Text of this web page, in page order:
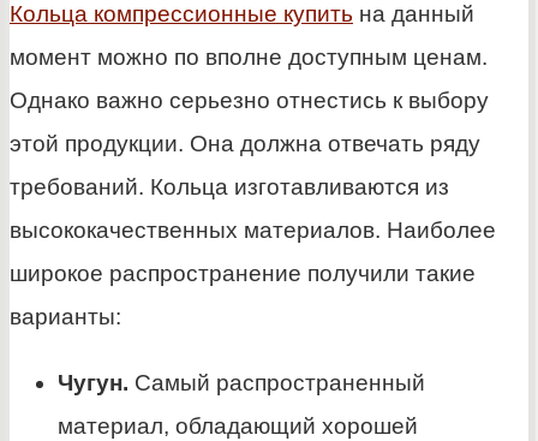
Кольца компрессионные купить на данный
момент можно по вполне доступным ценам.
Однако важно серьезно отнестись к выбору
этой продукции. Она должна отвечать ряду
требований. Кольца изготавливаются из
высококачественных материалов. Наиболее
широкое распространение получили такие
варианты:
Чугун. Самый распространенный
материал, обладающий хорошей